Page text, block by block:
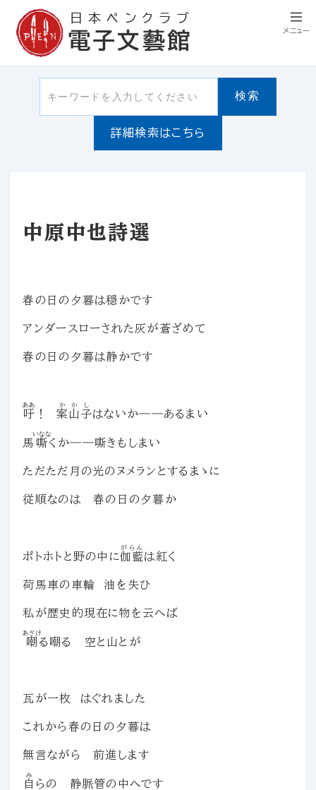
日本ペンクラブ
電子文藝館
検索
詳細検索はこちら
中原中也詩選
春の日の夕暮は穏かです
アンダースローされた灰が蒼ざめて
春の日の夕暮は静かです
吁
ああ
！ 案山子
かかし
はないか――あるまい
馬 嘶
いなな
くか――嘶きもしまい
ただただ月の光のヌメランとするまゝに
従順なのは 春の日の夕暮か
ポトホトと野の中に伽藍
がらん
は紅く
荷馬車の車輪 油を失ひ
私が歴史的現在に物を云へば
嘲
あざけ
る嘲る 空と山とが
瓦が一枚 はぐれました
これから春の日の夕暮は
無言ながら 前進します
自
み
らの 静脈管の中へです
メニュー